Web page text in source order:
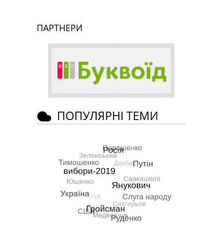
ПАРТНЕРИ
ПОПУЛЯРНІ ТЕМИ